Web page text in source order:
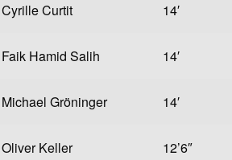
Cyrille Curtit 14′
Faik Hamid Salih 14′
Michael Gröninger 14′
Oliver Keller 12’6″